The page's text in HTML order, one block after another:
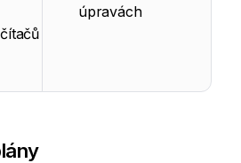
úpravách